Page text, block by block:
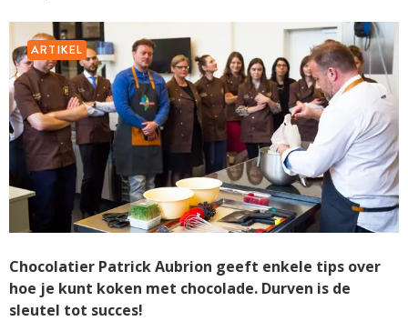
ARTIKEL
Chocolatier Patrick Aubrion geeft enkele tips over
hoe je kunt koken met chocolade. Durven is de
sleutel tot succes!